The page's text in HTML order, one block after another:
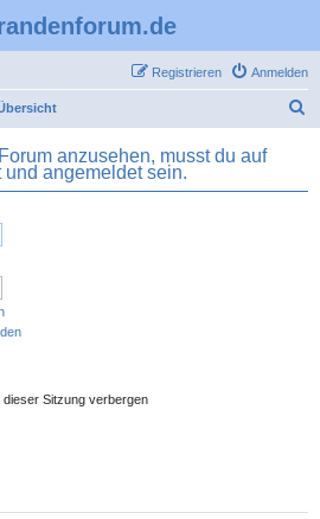
Anmelden
Registrieren
h
anzusehen, musst du auf
angemeldet sein.
Sitzung verbergen